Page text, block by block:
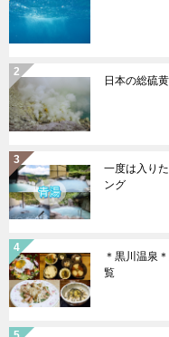
日本の総硫
一度は入り
ング
＊黒川温泉
覧